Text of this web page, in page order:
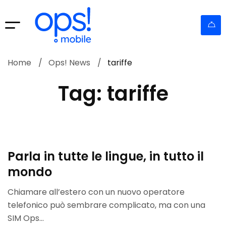
Tag: tariffe
Home Ops! News tariffe
Parla in tutte le lingue, in tutto il
mondo
Chiamare all’estero con un nuovo operatore
telefonico può sembrare complicato, ma con una
SIM Ops...